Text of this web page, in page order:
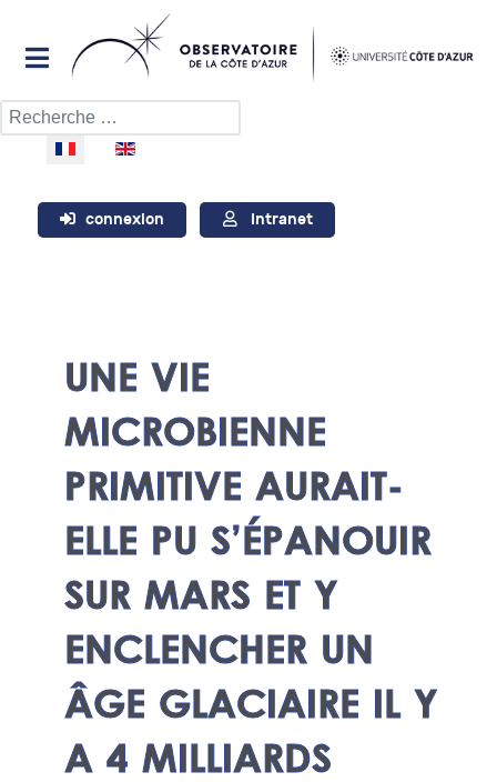
Rechercher
Sélectionnez votre langue
connexion Intranet
UNE VIE
MICROBIENNE
PRIMITIVE AURAIT-
ELLE PU S’ÉPANOUIR
SUR MARS ET Y
ENCLENCHER UN
ÂGE GLACIAIRE IL Y
A 4 MILLIARDS